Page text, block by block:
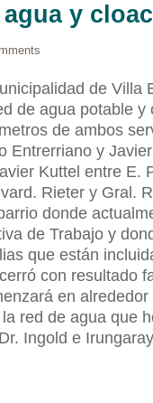
y
de Villa
de agua potable
de ambos
Entrerriano y
Kuttel entre E.
Rieter y Gral.
donde
de Trabajo y
que están
con resultado
en
red de agua que
Ingold e